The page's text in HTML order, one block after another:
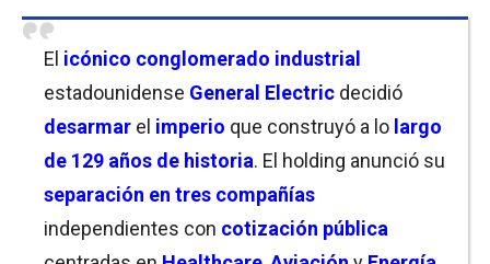
El icónico conglomerado industrial
estadounidense General Electric decidió
desarmar el imperio que construyó a lo largo
de 129 años de historia. El holding anunció su
separación en tres compañías
independientes con cotización pública